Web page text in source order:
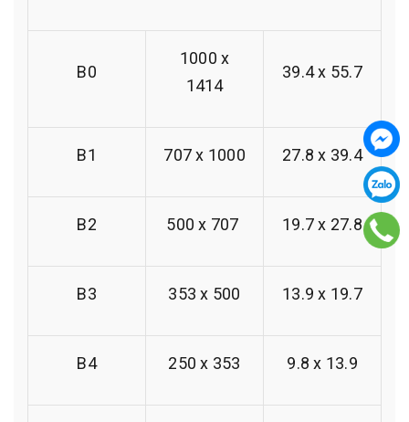
B0
1000 x
1414
39.4 x 55.7
B1 707 x 1000 27.8 x 39.4
B2 500 x 707 19.7 x 27.8
B3 353 x 500 13.9 x 19.7
B4 250 x 353 9.8 x 13.9